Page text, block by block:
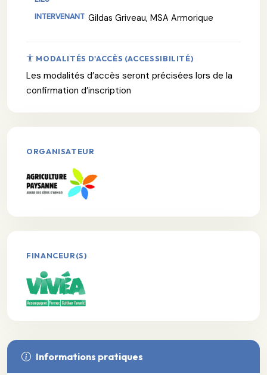
Gildas Griveau, MSA Armorique
MODALITÉS D'ACCÈS (ACCESSIBILITÉ)
Les modalités d’accès seront précisées lors de la
confirmation d’inscription
ORGANISATEUR
FINANCEUR(S)
Informations pratiques